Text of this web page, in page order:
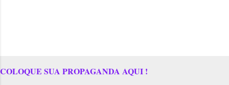
COLOQUE SUA PROPAGANDA AQUI !